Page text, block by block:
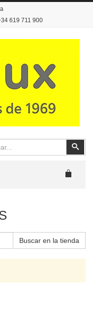
619 711 900
Buscar en la tienda